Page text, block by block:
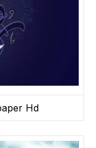
Hd